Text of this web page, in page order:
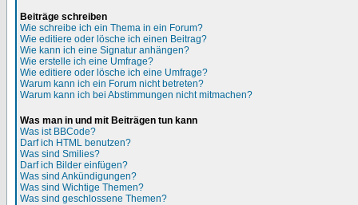
Beiträge schreiben
Wie schreibe ich ein Thema in ein Forum?
Wie editiere oder lösche ich einen Beitrag?
Wie kann ich eine Signatur anhängen?
Wie erstelle ich eine Umfrage?
Wie editiere oder lösche ich eine Umfrage?
Warum kann ich ein Forum nicht betreten?
Warum kann ich bei Abstimmungen nicht mitmachen?
Was man in und mit Beiträgen tun kann
Was ist BBCode?
Darf ich HTML benutzen?
Was sind Smilies?
Darf ich Bilder einfügen?
Was sind Ankündigungen?
Was sind Wichtige Themen?
Was sind geschlossene Themen?